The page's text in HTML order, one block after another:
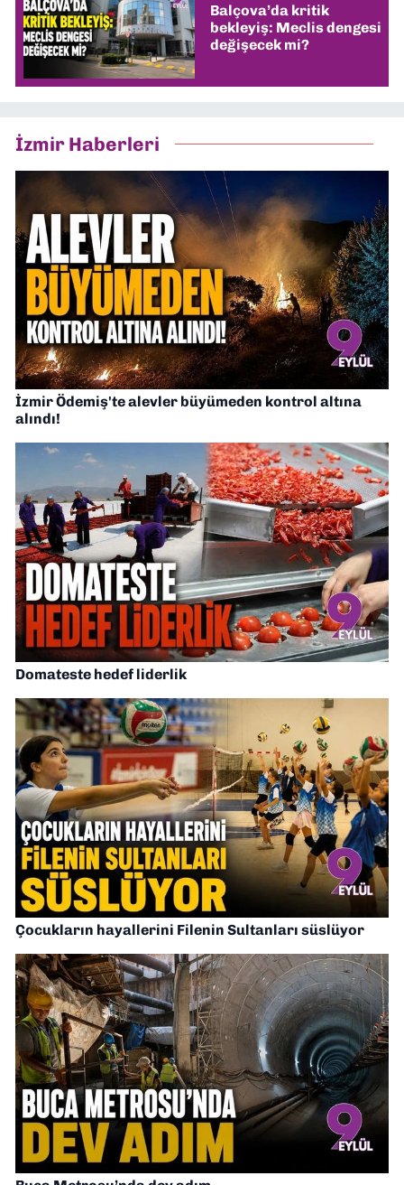
Balçova’da kritik
bekleyiş: Meclis dengesi
değişecek mi?
İzmir Haberleri
İzmir Ödemiş'te alevler büyümeden kontrol altına
alındı!
Domateste hedef liderlik
Çocukların hayallerini Filenin Sultanları süslüyor